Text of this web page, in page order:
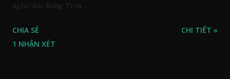
nghe đọc Rừng Trưa ...
CHIA SẺ
1 NHẬN XÉT
CHI TIẾT »